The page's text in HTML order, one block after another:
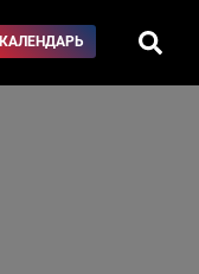
КАЛЕНДАРЬ